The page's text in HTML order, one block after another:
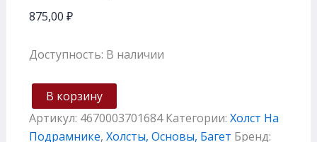
875,00 ₽
Доступность: В наличии
В корзину
Артикул: 4670003701684 Категории: Холст На
Подрамнике, Холсты, Основы, Багет Бренд: